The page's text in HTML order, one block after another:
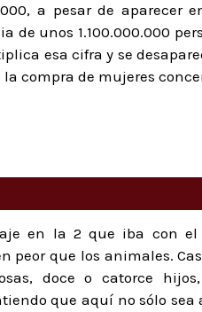
a pesar de aparecer
de unos 1.100.000.000
esa cifra y se
compra de mujeres
en la 2 que iba con
peor que los animales.
doce o catorce
que aquí no sólo